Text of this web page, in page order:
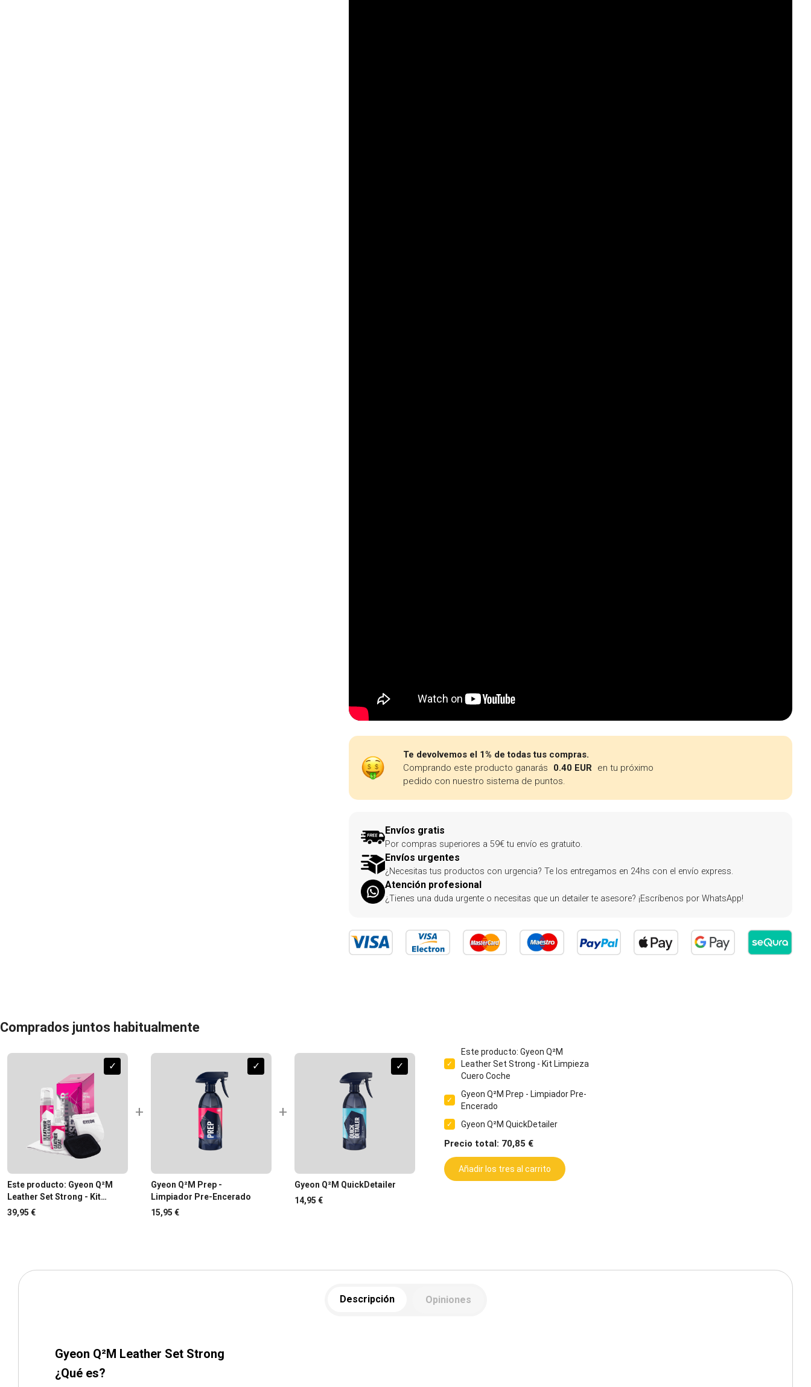
Te devolvemos el 1% de todas tus compras.
Comprando este producto ganarás
0.40 EUR en tu próximo
pedido con nuestro sistema de puntos.
Envíos gratis
Por compras superiores a 59€ tu envío es gratuito.
Envíos urgentes
¿Necesitas tus productos con urgencia? Te los entregamos en 24hs con el envío express.
Atención profesional
¿Tienes una duda urgente o necesitas que un detailer te asesore? ¡Escríbenos por WhatsApp!
Comprados juntos habitualmente
✓
Este producto: Gyeon Q²M
Leather Set Strong - Kit
Limpieza Cuero Coche
39,95 €
+
✓
Gyeon Q²M Prep -
Limpiador Pre-Encerado
15,95 €
+
✓
Gyeon Q²M QuickDetailer
14,95 €
✓
Este producto: Gyeon Q²M
Leather Set Strong - Kit Limpieza
Cuero Coche
✓
Gyeon Q²M Prep - Limpiador Pre-
Encerado
✓ Gyeon Q²M QuickDetailer
Precio total: 70,85 €
Añadir los tres al carrito
Descripción Opiniones
Gyeon Q²M Leather Set Strong
¿Qué es?